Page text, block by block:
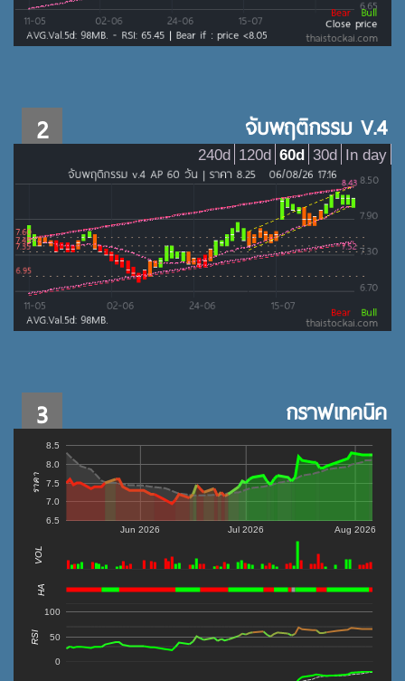
2 จับพฤติกรรม V.4
In day
30d
60d
120d
240d
3 กราฟเทคนิค
Jun 2026 Jul 2026 Aug 2026
6.5
7.0
7.5
8.0
8.5
ราคา
VOL
HA
0
50
100
RSI